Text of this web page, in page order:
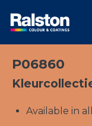
P06860
Available in